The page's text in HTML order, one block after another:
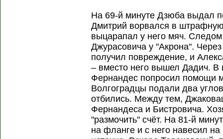
На 69-й минуте Дзюба выдал
Дмитрий ворвался в
выцарапал у него мяч.
Джурасовича у "Акрона".
получил повреждение, и
– вместо него вышел Дадич. В
Фернандес попросил помощи
Волгоградцы подали два
отбились. Между тем,
Фернандеса и Бистровича.
"размочить" счёт. На 81-й
на фланге и с него навесил